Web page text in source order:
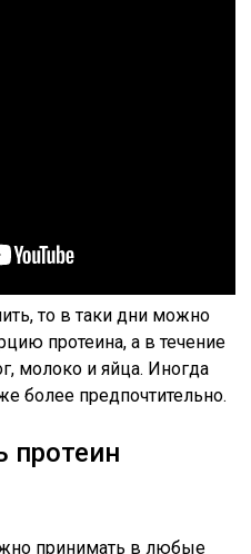
то в таки дни можно
протеина, а в течение
молоко и яйца. Иногда
более предпочтительно.
протеин
принимать в любые